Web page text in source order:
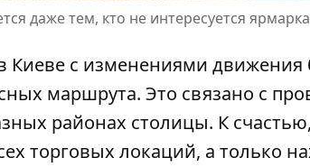
даже тем, кто не интересуется
Киеве с изменениями движения
маршрута. Это связано с
районах столицы. К
торговых локаций, а только